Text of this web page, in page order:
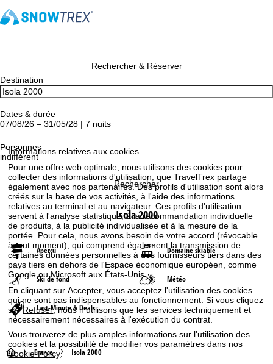
Informations relatives aux cookies
Pour une offre web optimale, nous utilisons des cookies pour
collecter des informations d'utilisation, que TravelTrex partage
également avec nos partenaires. Des profils d'utilisation sont alors
créés sur la base de vos activités, à l'aide des informations
relatives au terminal et au navigateur. Ces profils d'utilisation
servent à l'analyse statistique, à la recommandation individuelle
de produits, à la publicité individualisée et à la mesure de la
portée. Pour cela, nous avons besoin de votre accord (révocable
à tout moment), qui comprend également la transmission de
certaines données personnelles à des fournisseurs tiers dans des
pays tiers en dehors de l'Espace économique européen, comme
Google ou Microsoft aux États-Unis.
En cliquant surAccepter , vous acceptez l'utilisation des cookies
qui ne sont pas indispensables au fonctionnement. Si vous cliquez
surRefuser, nous n'utilisons que les services techniquement et
nécessairement nécessaires à l'exécution du contrat.
Vous trouverez de plus amples informations sur l'utilisation des
cookies et la possibilité de modifier vos paramètres dans nos
Cookie-Policy.
Rechercher & Réserver
Destination
Dates & durée
07/08/26 – 31/05/28 | 7 nuits
Personnes
indifférent
Rechercher
Isola 2000
Aperçu Domaine skiable
Ski de fond Météo
Last-Minute & Deals
P France Isola 2000